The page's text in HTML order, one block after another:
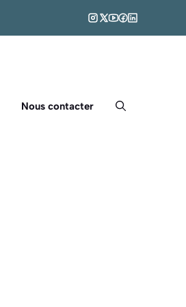
Nous contacter